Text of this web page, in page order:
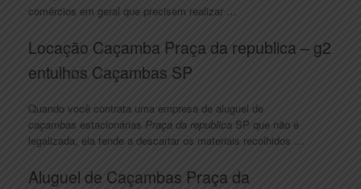
comércios em geral que precisem realizar …
Locação Caçamba Praça da republica – g2
entulhos Caçambas SP
Quando você contrata uma empresa de aluguel de
caçambas estacionárias Praça da republica SP que não é
legalizada, ela tende a descartar os materiais recolhidos …
Aluguel de Caçambas Praça da